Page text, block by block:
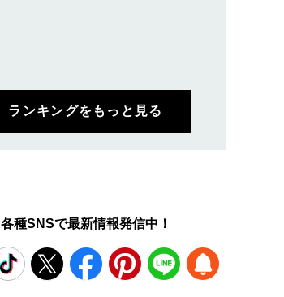
ランキングをもっと見る
各種SNSで最新情報発信中！